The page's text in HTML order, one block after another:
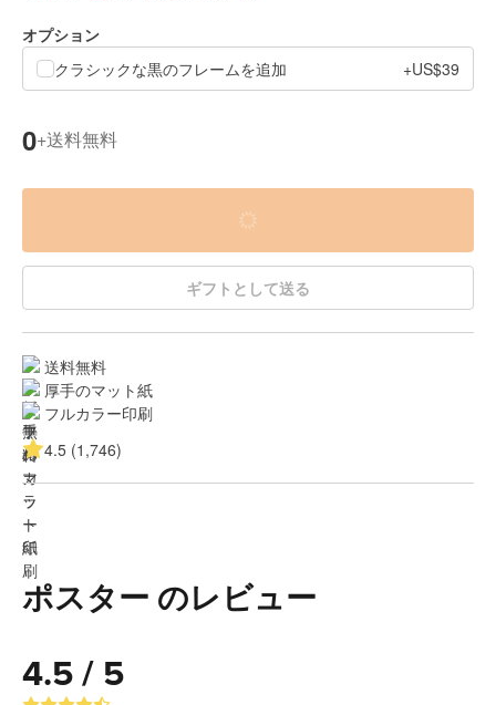
オプション
クラシックな黒のフレームを追加
+US$39
0+送料無料
ギフトとして送る
送料無料
厚手のマット紙
フルカラー印刷
4.5 (1,746)
ポスター のレビュー
4.5 / 5